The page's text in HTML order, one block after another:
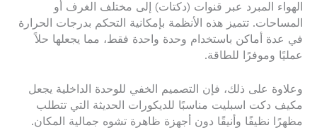
الهواء المبرد عبر قنوات (دكتات) إلى مختلف الغرف أو
المساحات. تتميز هذه الأنظمة بإمكانية التحكم بدرجات الحرارة
في عدة أماكن باستخدام وحدة واحدة فقط، مما يجعلها حلاً
عمليًا وموفرًا للطاقة.
وعلاوة على ذلك، فإن التصميم الخفي للوحدة الداخلية يجعل
مكيف دكت اسبليت مناسبًا للديكورات الحديثة التي تتطلب
مظهرًا نظيفًا وأنيقًا دون أجهزة ظاهرة تشوه جمالية المكان.